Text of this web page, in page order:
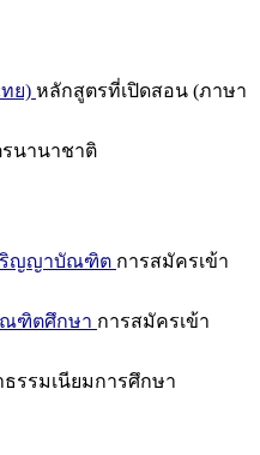
ย) หลักสูตรที่เปิดสอน (ภาษา
นานาชาติ
ริญญาบัณฑิต การสมัครเข้า
ณฑิตศึกษา การสมัครเข้า
ธรรมเนียมการศึกษา